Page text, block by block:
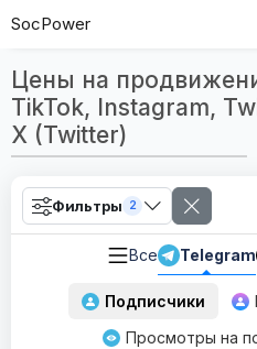
SocPower
Цены на
TikTok, Instagram,
X (Twitter)
Фильтры 2
Все Telegram
Подписчики
Просмотры на